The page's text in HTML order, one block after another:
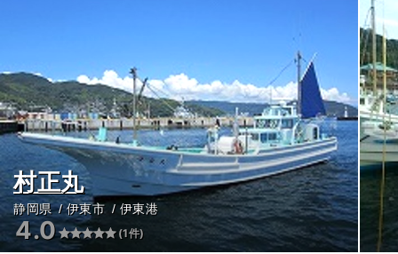
村正丸
静岡県 伊東市 伊東港
4.0 (1件)